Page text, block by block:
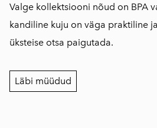
Valge kollektsiooni nõud on BPA
kandiline kuju on väga praktiline
üksteise otsa paigutada.
Läbi müüdud